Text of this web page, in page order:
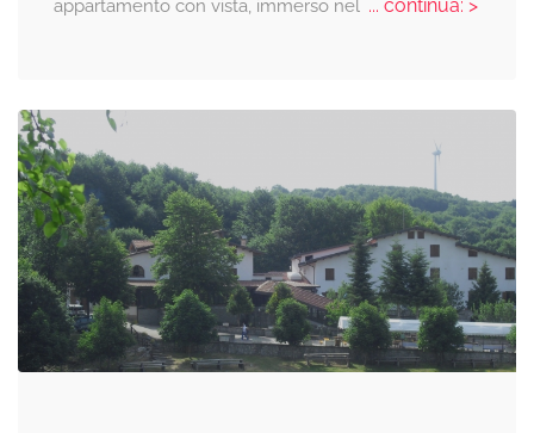
appartamento con vista, immerso nel... continua: >